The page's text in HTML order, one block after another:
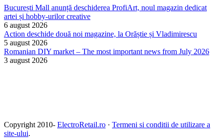
București Mall anunță deschiderea ProfiArt, noul magazin dedicat
artei și hobby-urilor creative
6 august 2026
Action deschide două noi magazine, la Orăștie și Vladimirescu
5 august 2026
Romanian DIY market – The most important news from July 2026
3 august 2026
Copyright 2010- ElectroRetail.ro · Termeni si conditii de utilizare a
site-ului.